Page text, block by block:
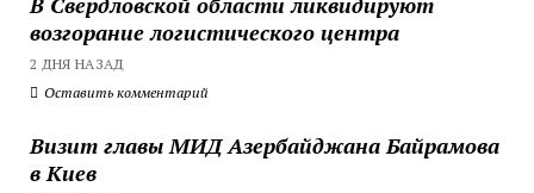
возгорание логистического центра
2 ДНЯ НАЗАД
Оставить комментарий
Визит главы МИД Азербайджана Байрамова
в Киев